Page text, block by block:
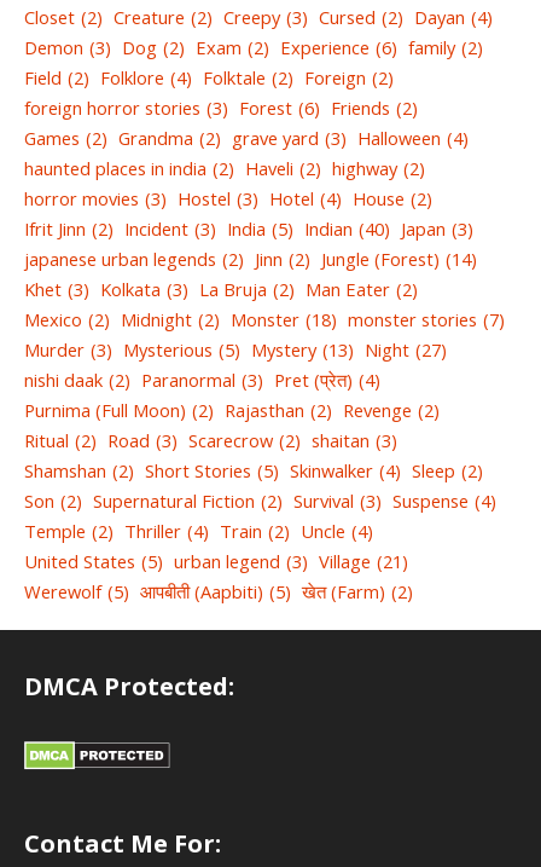
Closet (2) Creature (2) Creepy (3) Cursed (2) Dayan (4)
Demon (3) Dog (2) Exam (2) Experience (6) family (2)
Field (2) Folklore (4) Folktale (2) Foreign (2)
foreign horror stories (3) Forest (6) Friends (2)
Games (2) Grandma (2) grave yard (3) Halloween (4)
haunted places in india (2) Haveli (2) highway (2)
horror movies (3) Hostel (3) Hotel (4) House (2)
Ifrit Jinn (2) Incident (3) India (5) Indian (40) Japan (3)
japanese urban legends (2) Jinn (2) Jungle (Forest) (14)
Khet (3) Kolkata (3) La Bruja (2) Man Eater (2)
Mexico (2) Midnight (2) Monster (18) monster stories (7)
Murder (3) Mysterious (5) Mystery (13) Night (27)
nishi daak (2) Paranormal (3) Pret (प्रेत) (4)
Purnima (Full Moon) (2) Rajasthan (2) Revenge (2)
Ritual (2) Road (3) Scarecrow (2) shaitan (3)
Shamshan (2) Short Stories (5) Skinwalker (4) Sleep (2)
Son (2) Supernatural Fiction (2) Survival (3) Suspense (4)
Temple (2) Thriller (4) Train (2) Uncle (4)
United States (5) urban legend (3) Village (21)
Werewolf (5) आपबीती (Aapbiti) (5) खेत (Farm) (2)
DMCA Protected:
Contact Me For: